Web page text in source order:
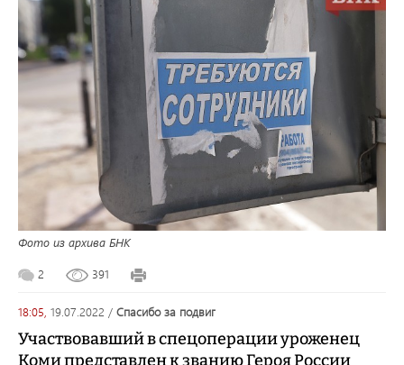
Фото из архива БНК
2 391
18:05, 19.07.2022 / спасибо за подвиг
Участвовавший в спецоперации уроженец
Коми представлен к званию Героя России